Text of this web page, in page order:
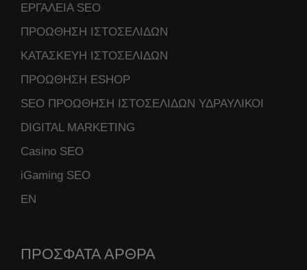
ΕΡΓΑΛΕΙΑ SEO
ΠΡΟΩΘΗΣΗ ΙΣΤΟΣΕΛΙΔΩΝ
ΚΑΤΑΣΚΕΥΗ ΙΣΤΟΣΕΛΙΔΩΝ
ΠΡΟΩΘΗΣΗ ESHOP
SEO ΠΡΟΩΘΗΣΗ ΙΣΤΟΣΕΛΙΔΩΝ ΥΔΡΑΥΛΙΚΟΙ
DIGITAL MARKETING
Casino SEO
iGaming SEO
ΕΝ
ΠΡΟΣΦΑΤΑ ΑΡΘΡΑ